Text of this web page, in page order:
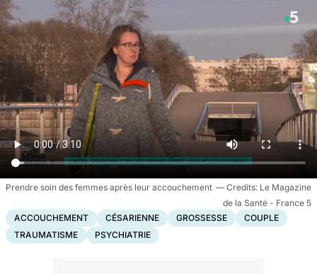
Prendre soin des femmes après leur accouchement
Le Magazine
de la Santé - France 5
ACCOUCHEMENT
CÉSARIENNE GROSSESSE
COUPLE
TRAUMATISME
PSYCHIATRIE